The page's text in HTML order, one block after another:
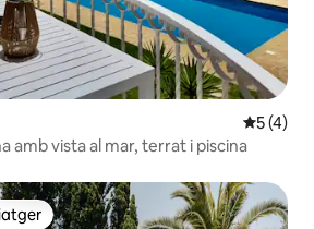
5 de
5 (4)
amb vista al mar, terrat i piscina